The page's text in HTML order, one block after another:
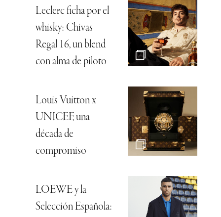
Leclerc ficha por el
whisky: Chivas
Regal 16, un blend
con alma de piloto
Louis Vuitton x
UNICEF, una
década de
compromiso
LOEWE y la
Selección Española: